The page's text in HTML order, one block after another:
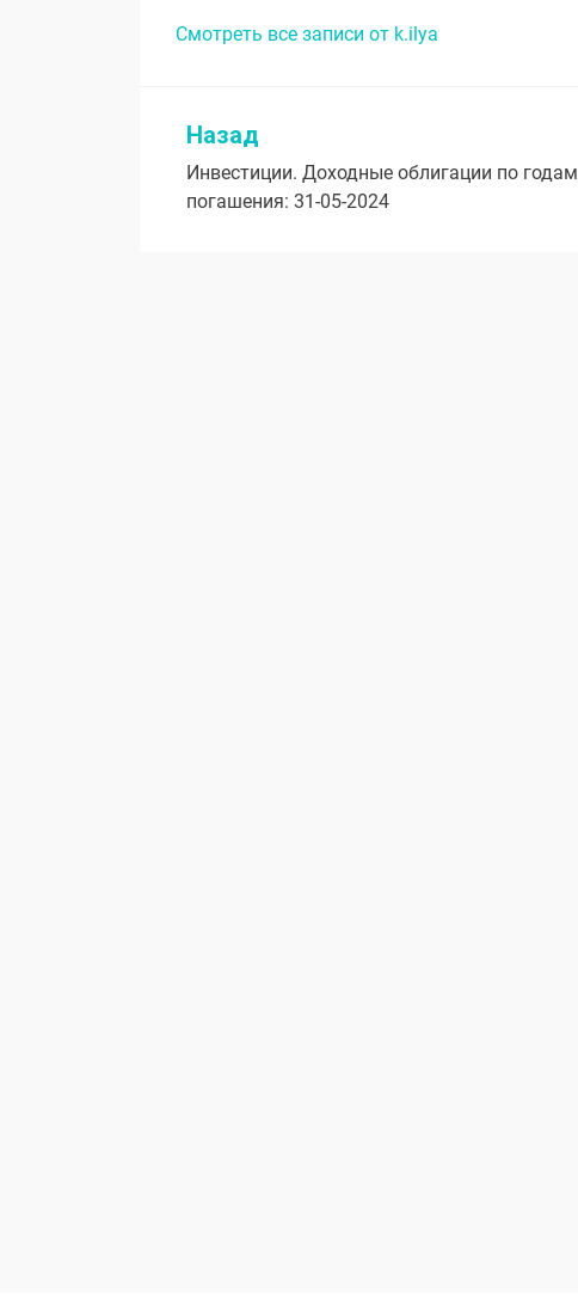
Смотреть все записи от k.ilya
Навигация
по
Назад
Инвестиции. Доходные облигации по годам
погашения: 31-05-2024